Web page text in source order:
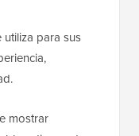
para sus
mostrar